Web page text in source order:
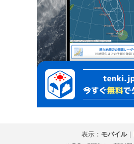
表示： モバイル｜